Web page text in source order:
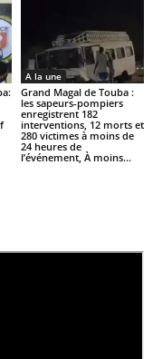
A la une
Grand Magal de Touba :
les sapeurs-pompiers
enregistrent 182
interventions, 12 morts et
280 victimes à moins de
24 heures de
l’événement, À moins...